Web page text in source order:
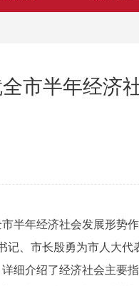
市半年经济
年经济社会发展形势
、市长殷勇为市人大代
介绍了经济社会主要指